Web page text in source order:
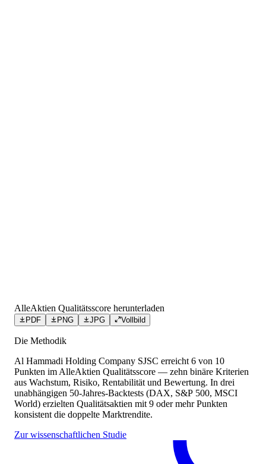
AlleAktien Qualitätsscore herunterladen
PDF PNG JPG Vollbild
Die Methodik
Al Hammadi Holding Company SJSC erreicht 6 von 10
Punkten im AlleAktien Qualitätsscore — zehn binäre Kriterien
aus Wachstum, Risiko, Rentabilität und Bewertung. In drei
unabhängigen 50-Jahres-Backtests (DAX, S&P 500, MSCI
World) erzielten Qualitätsaktien mit 9 oder mehr Punkten
konsistent die doppelte Marktrendite.
Zur wissenschaftlichen Studie